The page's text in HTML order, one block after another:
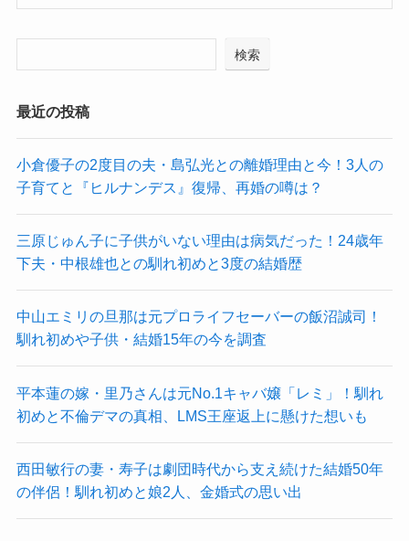
検索
最近の投稿
小倉優子の2度目の夫・島弘光との離婚理由と今！3人の
子育てと『ヒルナンデス』復帰、再婚の噂は？
三原じゅん子に子供がいない理由は病気だった！24歳年
下夫・中根雄也との馴れ初めと3度の結婚歴
中山エミリの旦那は元プロライフセーバーの飯沼誠司！
馴れ初めや子供・結婚15年の今を調査
平本蓮の嫁・里乃さんは元No.1キャバ嬢「レミ」！馴れ
初めと不倫デマの真相、LMS王座返上に懸けた想いも
西田敏行の妻・寿子は劇団時代から支え続けた結婚50年
の伴侶！馴れ初めと娘2人、金婚式の思い出